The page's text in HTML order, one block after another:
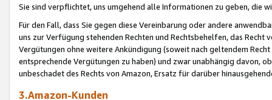
Sie sind verpflichtet, uns umgehend alle Informationen zu geben, die
Für den Fall, dass Sie gegen diese Vereinbarung oder andere
uns zur Verfügung stehenden Rechten und Rechtsbehelfen, das
Vergütungen ohne weitere Ankündigung (soweit nach geltendem
entsprechende Vergütungen zu haben) und zwar unabhängig davon,
unbeschadet des Rechts von Amazon, Ersatz für darüber
3.Amazon-Kunden